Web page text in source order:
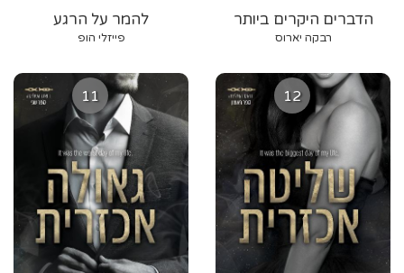
להמר על הרגע
פייזלי הופ
הדברים היקרים ביותר
רבקה יארוס
11 12